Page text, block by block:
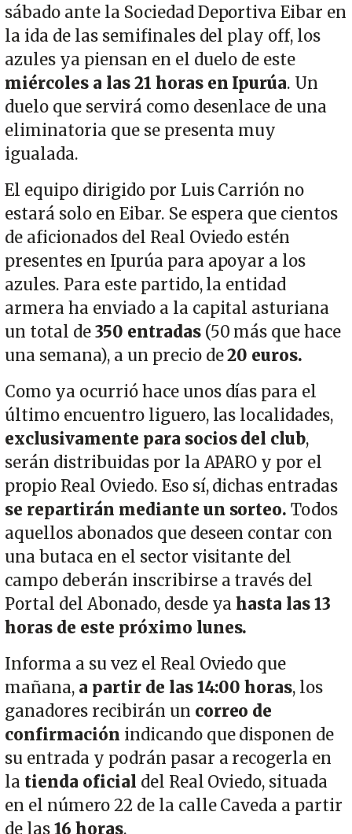
sábado ante la Sociedad Deportiva Eibar en
la ida de las semifinales del play off, los
azules ya piensan en el duelo de este
miércoles a las 21 horas en Ipurúa. Un
duelo que servirá como desenlace de una
eliminatoria que se presenta muy
igualada.
El equipo dirigido por Luis Carrión no
estará solo en Eibar. Se espera que cientos
de aficionados del Real Oviedo estén
presentes en Ipurúa para apoyar a los
azules. Para este partido, la entidad
armera ha enviado a la capital asturiana
un total de350 entradas (50 más que hace
una semana), a un precio de20 euros.
Como ya ocurrió hace unos días para el
último encuentro liguero, las localidades,
exclusivamente para socios del club,
serán distribuidas por la APARO y por el
propio Real Oviedo. Eso sí, dichas entradas
se repartirán mediante un sorteo. Todos
aquellos abonados que deseen contar con
una butaca en el sector visitante del
campo deberán inscribirse a través del
Portal del Abonado, desde yahasta las 13
horas de este próximo lunes.
Informa a su vez el Real Oviedo que
mañana, a partir de las 14:00 horas, los
ganadores recibirán un correo de
confirmación indicando que disponen de
su entrada y podrán pasar a recogerla en
la tienda oficial del Real Oviedo, situada
en el número 22 de la calle Caveda a partir
de las16 horas.